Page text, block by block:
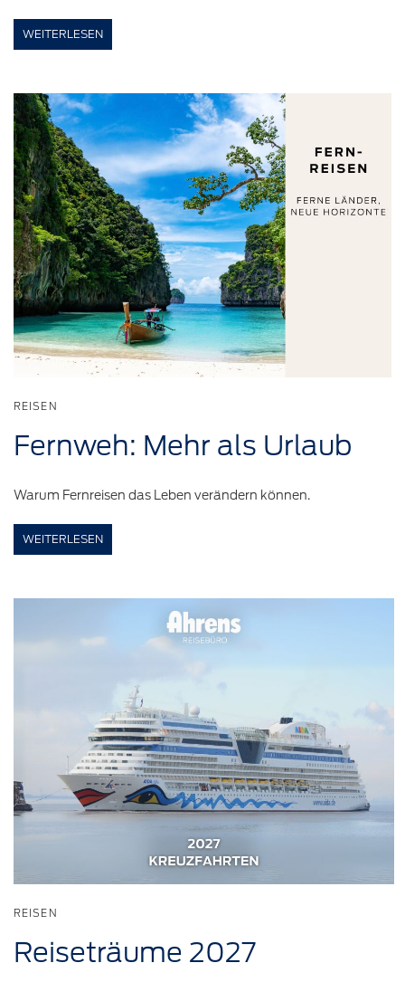
WEITERLESEN
REISEN
Fernweh: Mehr als Urlaub
Warum Fernreisen das Leben verändern können.
WEITERLESEN
REISEN
Reiseträume 2027